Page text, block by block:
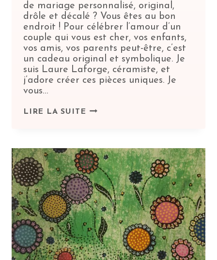
de mariage personnalisé, original,
drôle et décalé ? Vous êtes au bon
endroit ! Pour célébrer l’amour d’un
couple qui vous est cher, vos enfants,
vos amis, vos parents peut-être, c’est
un cadeau original et symbolique. Je
suis Laure Laforge, céramiste, et
j’adore créer ces pièces uniques. Je
vous…
LIRE LA SUITE UN
PERSONNALISÉ